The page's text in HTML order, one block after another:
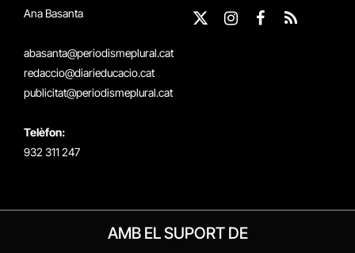
Ana Basanta
abasanta@periodismeplural.cat
redaccio@diarieducacio.cat
publicitat@periodismeplural.cat
Telèfon:
932 311 247
X
Instagram
Facebook
RSS
AMB EL SUPORT DE